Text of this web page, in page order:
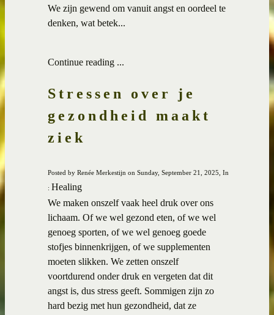
We zijn gewend om vanuit angst en oordeel te
denken, wat betek...
Continue reading ...
Stressen over je
gezondheid maakt
ziek
Posted by Renée Merkestijn on Sunday, September 21, 2025, In
: Healing
We maken onszelf vaak heel druk over ons
lichaam. Of we wel gezond eten, of we wel
genoeg sporten, of we wel genoeg goede
stofjes binnenkrijgen, of we supplementen
moeten slikken. We zetten onszelf
voortdurend onder druk en vergeten dat dit
angst is, dus stress geeft. Sommigen zijn zo
hard bezig met hun gezondheid, dat ze